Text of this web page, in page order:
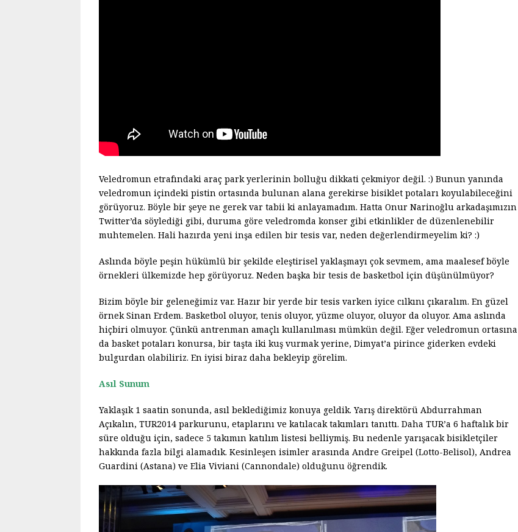
Veledromun etrafındaki araç park yerlerinin bolluğu dikkati çekmiyor değil. :) Bunun yanında
veledromun içindeki pistin ortasında bulunan alana gerekirse bisiklet potaları koyulabileceğini
görüyoruz. Böyle bir şeye ne gerek var tabii ki anlayamadım. Hatta Onur Narinoğlu arkadaşımızın
Twitter’da söylediği gibi, duruma göre veledromda konser gibi etkinlikler de düzenlenebilir
muhtemelen. Hali hazırda yeni inşa edilen bir tesis var, neden değerlendirmeyelim ki? :)
Aslında böyle peşin hükümlü bir şekilde eleştirisel yaklaşmayı çok sevmem, ama maalesef böyle
örnekleri ülkemizde hep görüyoruz. Neden başka bir tesis de basketbol için düşünülmüyor?
Bizim böyle bir geleneğimiz var. Hazır bir yerde bir tesis varken iyice cılkını çıkaralım. En güzel
örnek Sinan Erdem. Basketbol oluyor, tenis oluyor, yüzme oluyor, oluyor da oluyor. Ama aslında
hiçbiri olmuyor. Çünkü antrenman amaçlı kullanılması mümkün değil. Eğer veledromun ortasına
da basket potaları konursa, bir taşta iki kuş vurmak yerine, Dimyat’a pirince giderken evdeki
bulgurdan olabiliriz. En iyisi biraz daha bekleyip görelim.
Asıl Sunum
Yaklaşık 1 saatin sonunda, asıl beklediğimiz konuya geldik. Yarış direktörü Abdurrahman
Açıkalın, TUR2014 parkurunu, etaplarını ve katılacak takımları tanıttı. Daha TUR’a 6 haftalık bir
süre olduğu için, sadece 5 takımın katılım listesi belliymiş. Bu nedenle yarışacak bisikletçiler
hakkında fazla bilgi alamadık. Kesinleşen isimler arasında Andre Greipel (Lotto-Belisol), Andrea
Guardini (Astana) ve Elia Viviani (Cannondale) olduğunu öğrendik.